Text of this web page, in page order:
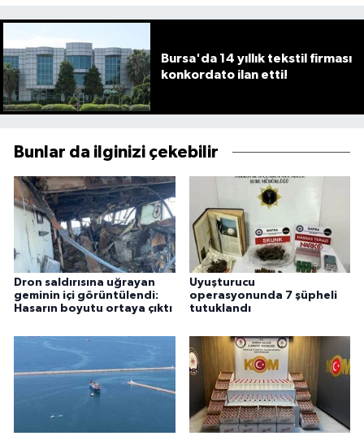
Bursa'da 14 yıllık tekstil firması
konkordato ilan etti!
Bunlar da ilginizi çekebilir
Dron saldırısına uğrayan
geminin içi görüntülendi:
Hasarın boyutu ortaya çıktı
Uyuşturucu
operasyonunda 7 şüpheli
tutuklandı